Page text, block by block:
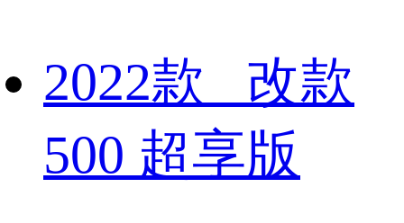
2022款 改款
500 超享版